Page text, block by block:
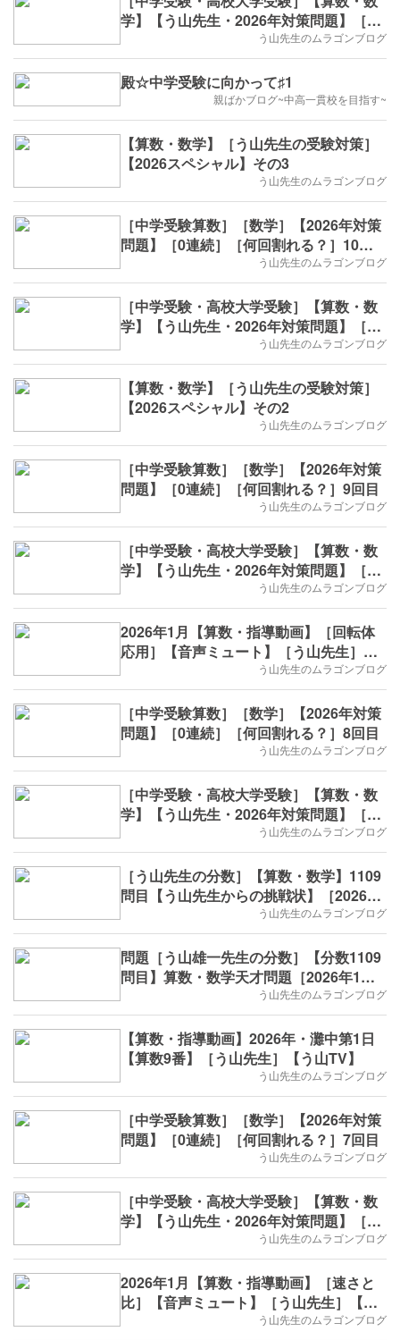
学】【う山先生・2026年対策問題】［印
う山先生のムラゴンブログ
殿☆中学受験に向かって♯1
親ばかブログ~中高一貫校を目指す~
【算数・数学】［う山先生の受験対策］
【2026スペシャル】その3
う山先生のムラゴンブログ
［中学受験算数］［数学］【2026年対策
問題】［0連続］［何回割れる？］10回
う山先生のムラゴンブログ
［中学受験・高校大学受験］【算数・数
学】【う山先生・2026年対策問題】［印
う山先生のムラゴンブログ
【算数・数学】［う山先生の受験対策］
【2026スペシャル】その2
う山先生のムラゴンブログ
［中学受験算数］［数学］【2026年対策
問題】［0連続］［何回割れる？］9回目
う山先生のムラゴンブログ
［中学受験・高校大学受験］【算数・数
学】【う山先生・2026年対策問題】［印
う山先生のムラゴンブログ
2026年1月【算数・指導動画】［回転体
応用］【音声ミュート】［う山先生］
う山先生のムラゴンブログ
［中学受験算数］［数学］【2026年対策
問題】［0連続］［何回割れる？］8回目
う山先生のムラゴンブログ
［中学受験・高校大学受験］【算数・数
学】【う山先生・2026年対策問題】［印
う山先生のムラゴンブログ
［う山先生の分数］【算数・数学】1109
問目【う山先生からの挑戦状】［2026年
う山先生のムラゴンブログ
問題［う山雄一先生の分数］【分数1109
問目】算数・数学天才問題［2026年1月
う山先生のムラゴンブログ
【算数・指導動画】2026年・灘中第1日
【算数9番】［う山先生］【う山TV】
う山先生のムラゴンブログ
［中学受験算数］［数学］【2026年対策
問題】［0連続］［何回割れる？］7回目
う山先生のムラゴンブログ
［中学受験・高校大学受験］【算数・数
学】【う山先生・2026年対策問題】［印
う山先生のムラゴンブログ
2026年1月【算数・指導動画】［速さと
比］【音声ミュート】［う山先生］【う
う山先生のムラゴンブログ